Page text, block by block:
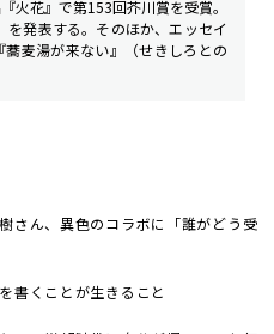
火花』で第153回芥川賞を受賞。
発表する。そのほか、エッセイ
麦湯が来ない』（せきしろとの
さん、異色のコラボに「誰がどう受
書くことが生きること